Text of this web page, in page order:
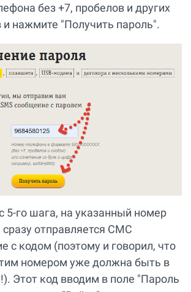
без +7, пробелов и других
нажмите "Получить пароль".
5-го шага, на указанный номер
отправляется СМС
с кодом (поэтому и говорил, что
номером уже должна быть в
Этот код вводим в поле "Пароль